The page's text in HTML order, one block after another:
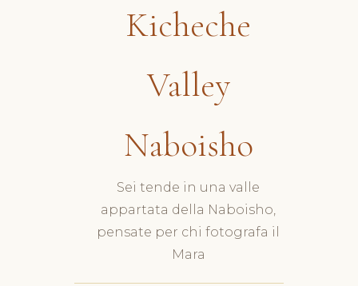
Kicheche
Valley
Naboisho
Sei tende in una valle
appartata della Naboisho,
pensate per chi fotografa il
Mara